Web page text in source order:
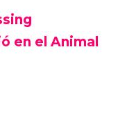
en el Animal